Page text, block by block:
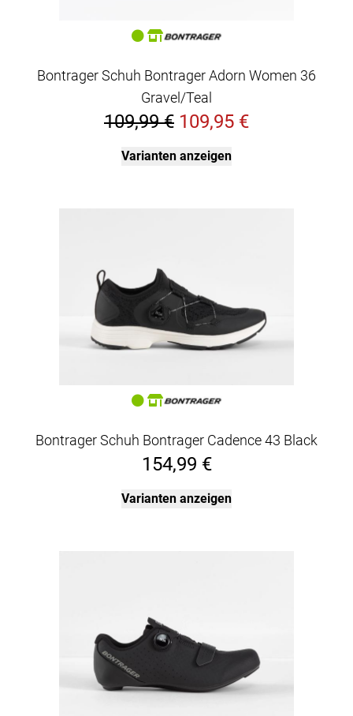
Bontrager Schuh Bontrager Adorn Women 36
Gravel/Teal
109,99 € 109,95 €
Varianten anzeigen
Bontrager Schuh Bontrager Cadence 43 Black
154,99 €
Varianten anzeigen